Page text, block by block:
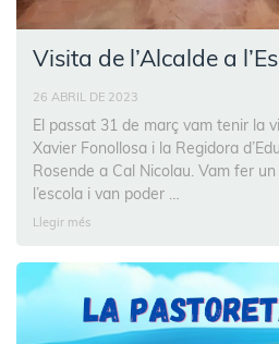
Visita de l’Alcalde a
26 ABRIL DE 2023
El passat 31 de març vam tenir la
Xavier Fonollosa i la Regidora
Rosende a Cal Nicolau. Vam fer
l’escola i van poder …
Llegir més